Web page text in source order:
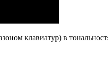
клавиатур) в